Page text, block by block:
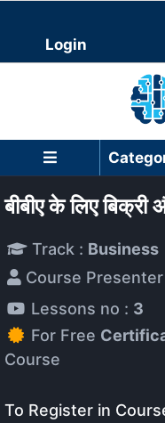
Login
बीबीए के लिए
Track : Business
Course Presenter
Lessons no : 3
For Free
Course
To Register in